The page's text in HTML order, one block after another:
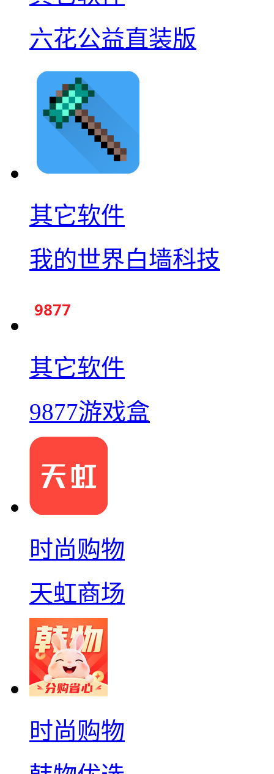
六花公益直装版
其它软件
我的世界白墙科技
其它软件
9877游戏盒
时尚购物
天虹商场
时尚购物